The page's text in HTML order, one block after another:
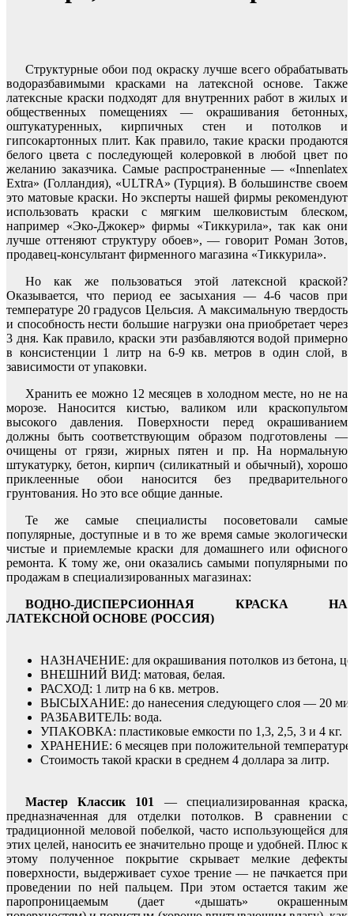
Структурные обои под окраску лучше всего обрабатывать
водоразбавимыми красками на латексной основе. Также
латексные краски подходят для внутренних работ в жилых и
общественных помещениях — окрашивания бетонных,
оштукатуренных, кирпичных стен и потолков и
гипсокартонных плит. Как правило, такие краски продаются
белого цвета с последующей колеровкой в любой цвет по
желанию заказчика. Самые распространенные — «Innenlatex
Extra» (Голландия), «ULTRA» (Турция). В большинстве своем
это матовые краски. Но эксперты нашей фирмы рекомендуют
использовать краски с мягким шелковистым блеском,
например «Эко-Джокер» фирмы «Тиккурила», так как они
лучше оттеняют структуру обоев», — говорит Роман Зотов,
продавец-консультант фирменного магазина «Тиккурила».
Но как же пользоваться этой латексной краской?
Оказывается, что период ее засыхания — 4-6 часов при
температуре 20 градусов Цельсия. А максимальную твердость
и способность нести большие нагрузки она приобретает через
3 дня. Как правило, краски эти разбавляются водой примерно
в консистенции 1 литр на 6-9 кв. метров в один слой, в
зависимости от упаковки.
Хранить ее можно 12 месяцев в холодном месте, но не на
морозе. Наносится кистью, валиком или краскопультом
высокого давления. Поверхности перед окрашиванием
должны быть соответствующим образом подготовлены —
очищены от грязи, жирных пятен и пр. На нормальную
штукатурку, бетон, кирпич (силикатный и обычный), хорошо
приклеенные обои наносится без предварительного
грунтования. Но это все общие данные.
Те же самые специалисты посоветовали самые
популярные, доступные и в то же время самые экологически
чистые и приемлемые краски для домашнего или офисного
ремонта. К тому же, они оказались самыми популярными по
продажам в специализированных магазинах:
ВОДНО-ДИСПЕРСИОННАЯ КРАСКА НА
ЛАТЕКСНОЙ ОСНОВЕ (РОССИЯ)
НАЗНАЧЕНИЕ: для окрашивания потолков из бетона,
ВНЕШНИЙ ВИД: матовая, белая.
РАСХОД: 1 литр на 6 кв. метров.
ВЫСЫХАНИЕ: до нанесения следующего слоя — 20
РАЗБАВИТЕЛЬ: вода.
УПАКОВКА: пластиковые емкости по 1,3, 2,5, 3 и 4 кг.
ХРАНЕНИЕ: 6 месяцев при положительной температуре.
Стоимость такой краски в среднем 4 доллара за литр.
Мастер Классик 101
— специализированная краска,
предназначенная для отделки потолков. В сравнении с
традиционной меловой побелкой, часто использующейся для
этих целей, наносить ее значительно проще и удобней. Плюс к
этому полученное покрытие скрывает мелкие дефекты
поверхности, выдерживает сухое трение — не пачкается при
проведении по ней пальцем. При этом остается таким же
паропроницаемым (дает «дышать» окрашенным